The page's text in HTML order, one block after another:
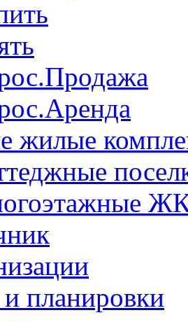
жилые
планировки